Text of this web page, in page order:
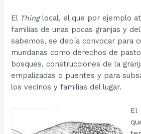
El Thinglocal, el que por ejemplo
familias de unas pocas granjas y
sabemos, se debía convocar para
mundanas como derechos de
bosques, construcciones de la
empalizadas o puentes y para
los vecinos y familias del lugar.
El